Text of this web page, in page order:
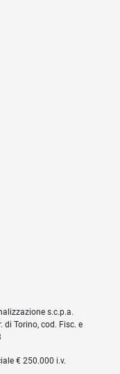
s.c.p.a.
di Torino, cod. Fisc. e
€ 250.000 i.v.